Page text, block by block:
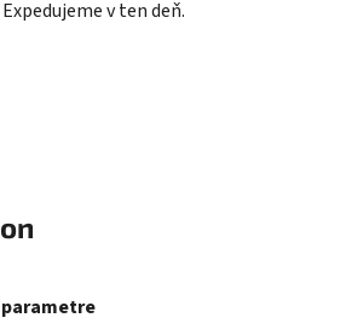
Expedujeme v ten deň.